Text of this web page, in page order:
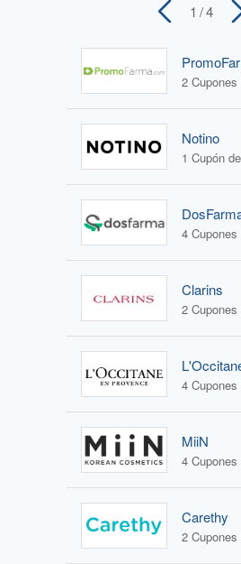
1 / 4
Notino
Clarins
MiiN
Carethy